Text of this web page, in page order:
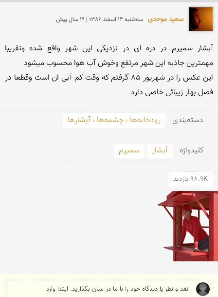
سعید موحدی سه‌شنبه 14 اسفند 1386 | 19 سال پیش
فصل بهار زیبائی خاصی دارد
دسته‌بندی رودخانه‌ها ، چشمه‌ها ، آبشارها
کلید‌واژه آبشار سمیرم
98.9K بازدید